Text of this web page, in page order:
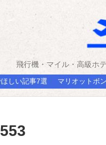
飛行機・マイル・高級ホ
しい記事7選 マリオットボ